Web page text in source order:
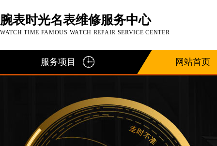
腕表时光名表维修服务中心
WATCH TIME FAMOUS WATCH REPAIR SERVICE CENTER
服务项目 网站首页